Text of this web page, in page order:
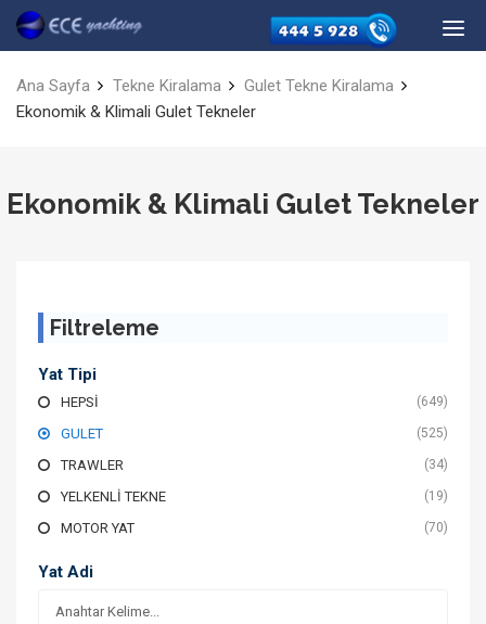
Ana Sayfa Tekne Kiralama
Gulet Tekne Kiralama
Ekonomik & Klimali Gulet Tekneler
Ekonomik & Klimali Gulet Tekneler
Filtreleme
Yat Tipi
HEPSI (649)
GULET (525)
TRAWLER (34)
YELKENLİ TEKNE (19)
MOTOR YAT (70)
Yat Adi